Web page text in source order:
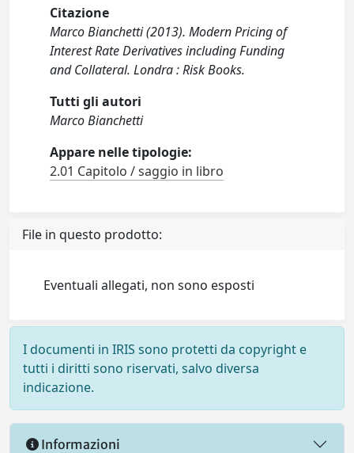
Citazione
Marco Bianchetti (2013). Modern Pricing of
Interest Rate Derivatives including Funding
and Collateral. Londra : Risk Books.
Tutti gli autori
Marco Bianchetti
Appare nelle tipologie:
2.01 Capitolo / saggio in libro
File in questo prodotto:
Eventuali allegati, non sono esposti
I documenti in IRIS sono protetti da copyright e
tutti i diritti sono riservati, salvo diversa
indicazione.
Informazioni